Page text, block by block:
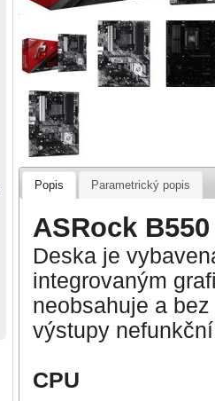
Popis Parametrický popis
ASRock
Deska je
integrovaným
neobsahuje a
výstupy
CPU